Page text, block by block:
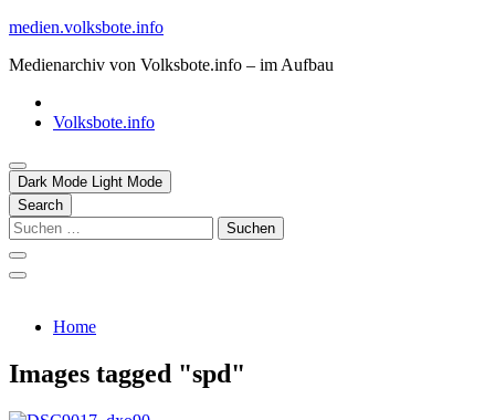
Skip
content
medien.volksbote.info
Medienarchiv von Volksbote.info – im Aufbau
Volksbote.info
Dark Mode Light Mode
Search
Suchen
nach:
Home
Images tagged "spd"